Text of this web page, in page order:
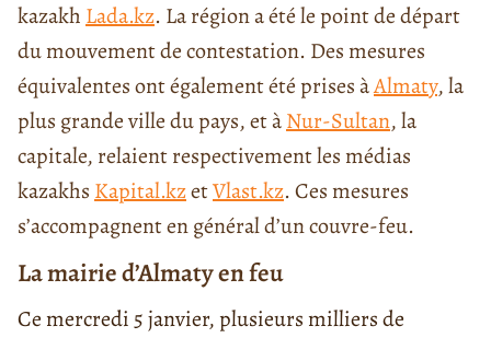
kazakh Lada.kz. La région a été le point de départ
du mouvement de contestation. Des mesures
équivalentes ont également été prises àAlmaty, la
plus grande ville du pays, et àNur-Sultan, la
capitale, relaient respectivement les médias
kazakhs Kapital.kzetVlast.kz. Ces mesures
s’accompagnent en général d’un couvre-feu.
La mairie d’Almaty en feu
Ce mercredi 5 janvier, plusieurs milliers de